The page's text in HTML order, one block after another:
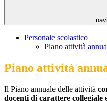
Personale scolastico
Piano attività
Piano attività
Il Piano annuale delle attività
docenti di carattere